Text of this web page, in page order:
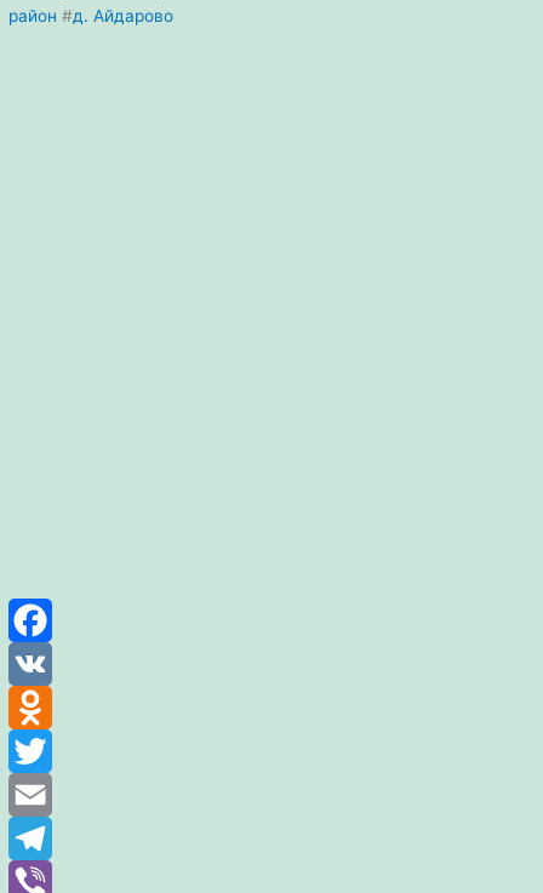
район #д. Айдарово
Facebook
VK
Odnoklassniki
Twitter
Email
Telegram